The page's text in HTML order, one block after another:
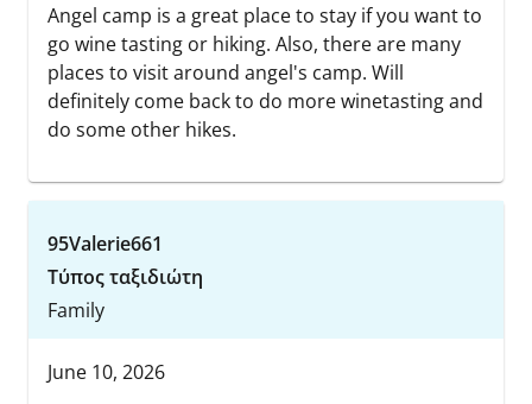
Angel camp is a great place to stay if you want to
go wine tasting or hiking. Also, there are many
places to visit around angel's camp. Will
definitely come back to do more winetasting and
do some other hikes.
95Valerie661
Τύπος ταξιδιώτη
Family
June 10, 2026